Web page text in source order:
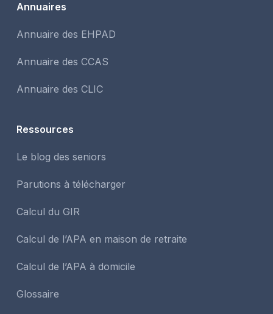
Annuaires
Annuaire des EHPAD
Annuaire des CCAS
Annuaire des CLIC
Ressources
Le blog des seniors
Parutions à télécharger
Calcul du GIR
Calcul de l’APA en maison de retraite
Calcul de l’APA à domicile
Glossaire